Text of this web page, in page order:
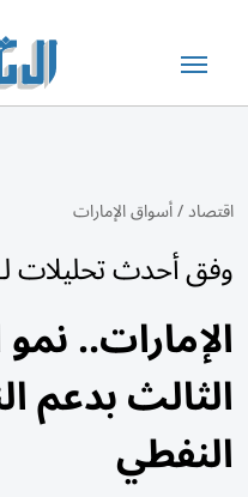
اقتصاد/أسواق الإمارات
وفق أحدث تحليلات
الإمارات..
الثالث بدعم
النفطي